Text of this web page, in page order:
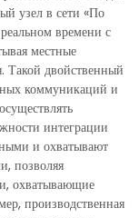
узел в сети «По
времени с
местные
Такой двойственный
коммуникаций и
интеграции
и охватывают
позволяя
охватывающие
производственная